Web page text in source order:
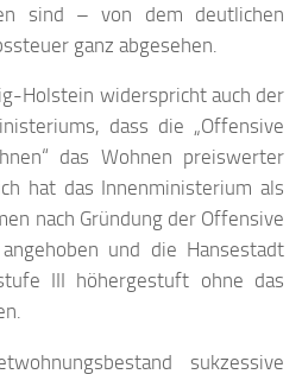
sind – von dem deutlichen
ganz abgesehen.
Holstein widerspricht auch der
dass die „Offensive
das Wohnen preiswerter
hat das Innenministerium als
nach Gründung der Offensive
und die Hansestadt
III höhergestuft ohne das
sukzessive